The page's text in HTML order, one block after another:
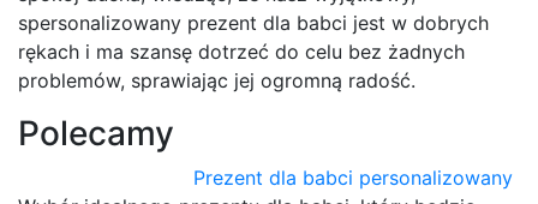
spersonalizowany prezent dla babci jest w dobrych
rękach i ma szansę dotrzeć do celu bez żadnych
problemów, sprawiając jej ogromną radość.
Polecamy
Prezent dla babci personalizowany